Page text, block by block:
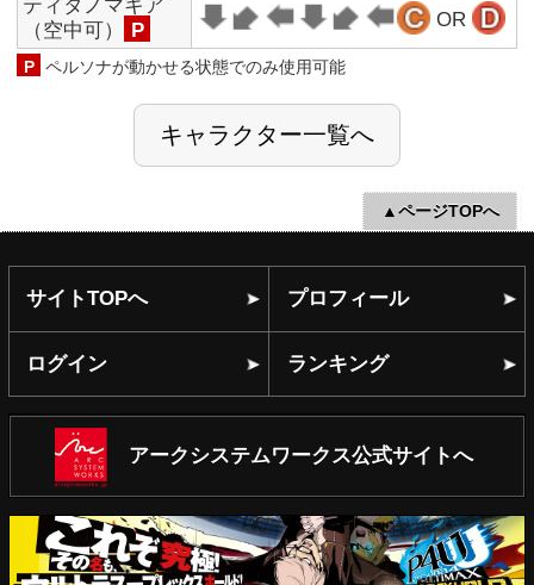
アークシステムワークス公式サイトへ
(C)ATLUS (C)SEGA All rights reserved.